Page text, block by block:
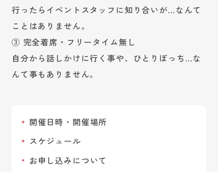
行ったらイベントスタッフに知り合いが…なんて
ことはありません。
③ 完全着席・フリータイム無し
自分から話しかけに行く事や、ひとりぼっち…な
んて事もありません。
開催日時・開催場所
スケジュール
お申し込みについて